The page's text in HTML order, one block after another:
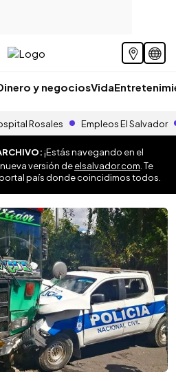
y negociosVida
Rosales Empleos El Salvador
¡Estás navegando en el
versión deelsalvador.com . Te
país donde coincidimos todos.